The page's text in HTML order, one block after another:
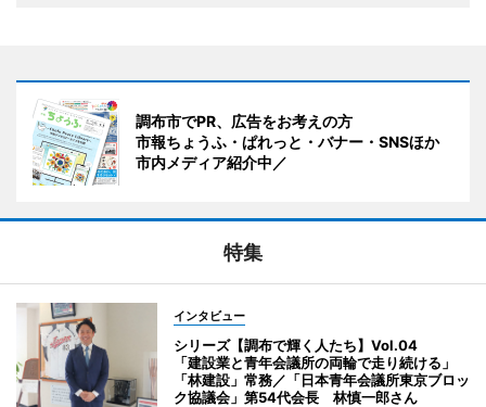
調布市でPR、広告をお考えの方
市報ちょうふ・ぱれっと・バナー・SNSほか
市内メディア紹介中／
特集
インタビュー
シリーズ【調布で輝く人たち】Vol.04
「建設業と青年会議所の両輪で走り続ける」
「林建設」常務／「日本青年会議所東京ブロッ
ク協議会」第54代会長 林慎一郎さん